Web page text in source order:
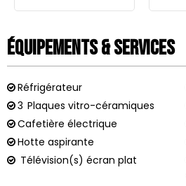
Équipements & Services
Réfrigérateur
3 Plaques vitro-céramiques
Cafetière électrique
Hotte aspirante
Télévision(s) écran plat